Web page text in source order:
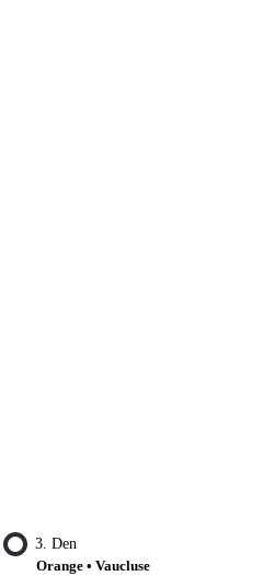
3. Den
Orange • Vaucluse